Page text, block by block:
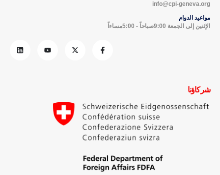
info@cpi-geneva.org
مواعيد الدوام
الإثنين إلى الجمعة 9:00صباحاً - 5:00مساءاً
شركاؤنا